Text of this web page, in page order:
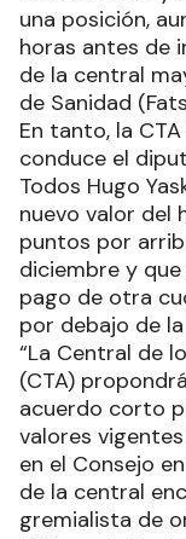
una posición,
horas antes de
de la central
de Sanidad
En tanto, la
conduce el
Todos Hugo
nuevo valor del
puntos por
diciembre y
pago de otra
por debajo de
“La Central de
(CTA)
acuerdo corto
valores
en el Consejo
de la central
gremialista de